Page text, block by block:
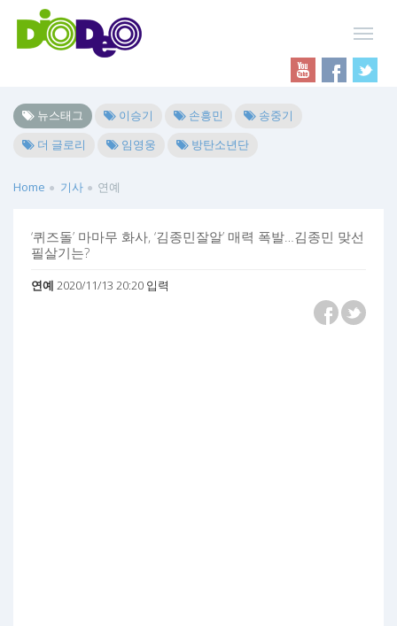
뉴스태그 이승기 손흥민
송중기
더 글로리
임영웅 방탄소년단
Home 기사 연예
‘퀴즈돌’ 마마무 화사, ‘김종민잘알’ 매력 폭발…김종민 맞선
필살기는?
연예 2020/11/13 20:20 입력